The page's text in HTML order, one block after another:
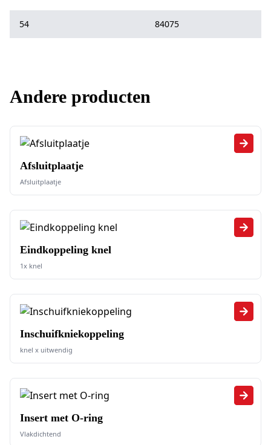
54 84075
Andere producten
Afsluitplaatje
Afsluitplaatje
Eindkoppeling knel
1x knel
Inschuifkniekoppeling
knel x uitwendig
Insert met O-ring
Vlakdichtend